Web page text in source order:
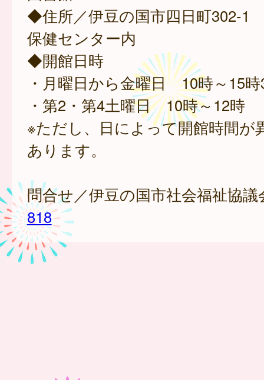
◆住所／伊豆の国市四日町302-1
保健センター内
◆開館日時
・月曜日から金曜日 10時～15時
・第2・第4土曜日 10時～12時
※ただし、日によって開館時間が
あります。
問合せ／伊豆の国市社会福祉協
818